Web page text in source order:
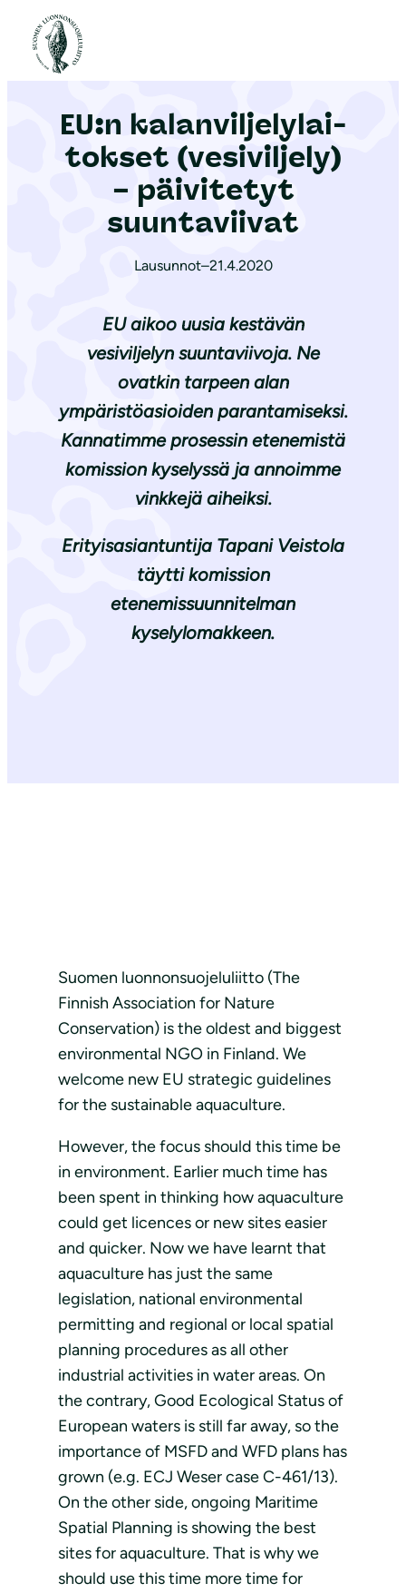
Etusivu
EU:n ka­lan­vil­je­ly­lai­
tok­set (vesiviljely)
– päivitetyt
suuntaviivat
Lausunnot–21.4.2020
EU aikoo uusia kestävän
vesiviljelyn suuntaviivoja. Ne
ovatkin tarpeen alan
ympäristöasioiden parantamiseksi.
Kannatimme prosessin etenemistä
komission kyselyssä ja annoimme
vinkkejä aiheiksi.
Erityisasiantuntija Tapani Veistola
täytti komission
etenemissuunnitelman
kyselylomakkeen.
Suomen luonnonsuojeluliitto (The
Finnish Association for Nature
Conservation) is the oldest and biggest
environmental NGO in Finland. We
welcome new EU strategic guidelines
for the sustainable aquaculture.
However, the focus should this time be
in environment. Earlier much time has
been spent in thinking how aquaculture
could get licences or new sites easier
and quicker. Now we have learnt that
aquaculture has just the same
legislation, national environmental
permitting and regional or local spatial
planning procedures as all other
industrial activities in water areas. On
the contrary, Good Ecological Status of
European waters is still far away, so the
importance of MSFD and WFD plans has
grown (e.g. ECJ Weser case C-461/13).
On the other side, ongoing Maritime
Spatial Planning is showing the best
sites for aquaculture. That is why we
should use this time more time for